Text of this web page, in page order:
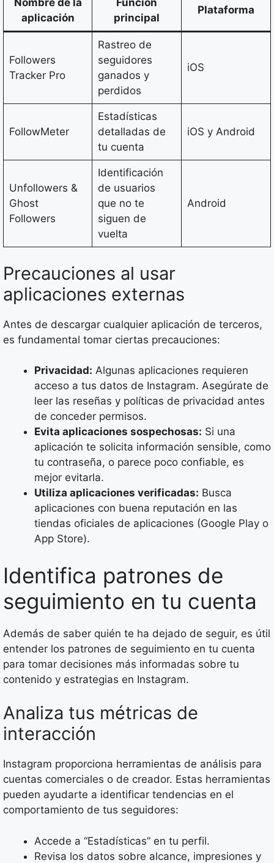
Nombre de la
aplicación
Función
principal
Plataforma
Followers
Tracker Pro
Rastreo de
seguidores
ganados y
perdidos
iOS
FollowMeter
Estadísticas
detalladas de
tu cuenta
iOS y Android
Unfollowers &
Ghost
Followers
Identificación
de usuarios
que no te
siguen de
vuelta
Android
Precauciones al usar
aplicaciones externas
Antes de descargar cualquier aplicación de terceros,
es fundamental tomar ciertas precauciones:
Privacidad: Algunas aplicaciones requieren
acceso a tus datos de Instagram. Asegúrate de
leer las reseñas y políticas de privacidad antes
de conceder permisos.
Evita aplicaciones sospechosas: Si una
aplicación te solicita información sensible, como
tu contraseña, o parece poco confiable, es
mejor evitarla.
Utiliza aplicaciones verificadas: Busca
aplicaciones con buena reputación en las
tiendas oficiales de aplicaciones (Google Play o
App Store).
Identifica patrones de
seguimiento en tu cuenta
Además de saber quién te ha dejado de seguir, es útil
entender los patrones de seguimiento en tu cuenta
para tomar decisiones más informadas sobre tu
contenido y estrategias en Instagram.
Analiza tus métricas de
interacción
Instagram proporciona herramientas de análisis para
cuentas comerciales o de creador. Estas herramientas
pueden ayudarte a identificar tendencias en el
comportamiento de tus seguidores:
Accede a “Estadísticas” en tu perfil.
Revisa los datos sobre alcance, impresiones y